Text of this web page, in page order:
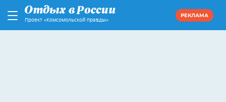
Проект «Комсомольской правды»
РЕКЛАМА